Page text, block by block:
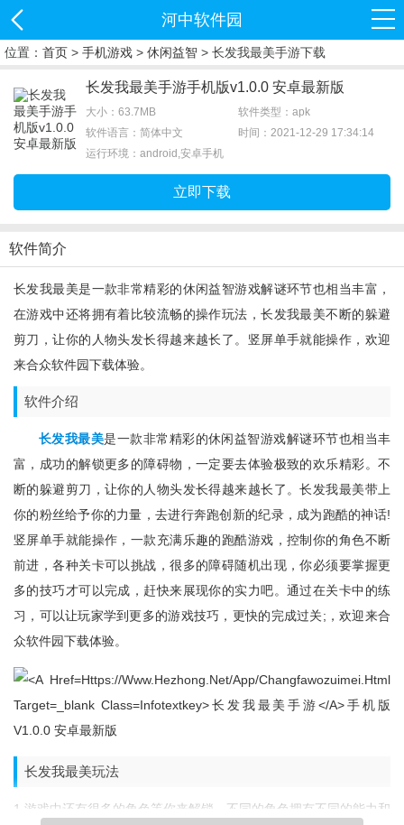
河中软件园
位置： 首页 > 手机游戏 > 休闲益智 > 长发我最美手游下载
长发我最美手游手机版v1.0.0 安卓最新版
大小：63.7MB
软件类型：apk
软件语言：简体中文
时间：2021-12-29 17:34:14
运行环境：android,安卓手机
立即下载
软件简介
长发我最美是一款非常精彩的休闲益智游戏解谜环节也相当丰富，
在游戏中还将拥有着比较流畅的操作玩法，长发我最美不断的躲避
剪刀，让你的人物头发长得越来越长了。竖屏单手就能操作，欢迎
来合众软件园下载体验。
软件介绍
长发我最美是一款非常精彩的休闲益智游戏解谜环节也相当丰
富，成功的解锁更多的障碍物，一定要去体验极致的欢乐精彩。不
断的躲避剪刀，让你的人物头发长得越来越长了。长发我最美带上
你的粉丝给予你的力量，去进行奔跑创新的纪录，成为跑酷的神话!
竖屏单手就能操作，一款充满乐趣的跑酷游戏，控制你的角色不断
前进，各种关卡可以挑战，很多的障碍随机出现，你必须要掌握更
多的技巧才可以完成，赶快来展现你的实力吧。通过在关卡中的练
习，可以让玩家学到更多的游戏技巧，更快的完成过关;，欢迎来合
众软件园下载体验。
长发我最美玩法
1.游戏中还有很多的角色等你来解锁，不同的角色拥有不同的能力和